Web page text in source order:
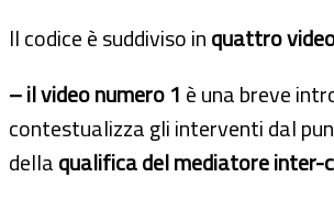
Il codice è suddiviso inquattro
– il video numero 1 è una breve
contestualizza gli interventi dal
dellaqualifica del mediatore inter-